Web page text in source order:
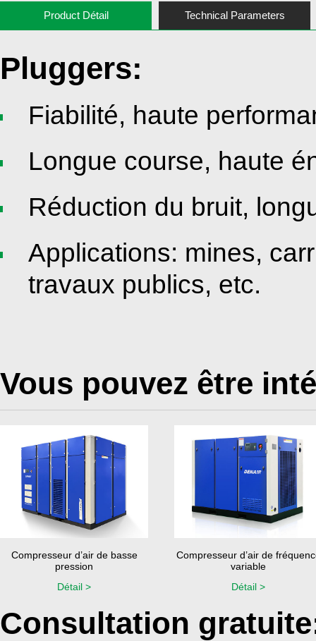
Product Détail Technical Parameters
Pluggers:
Fiabilité, haute
Longue course, haute
Réduction du bruit,
Applications: mines,
travaux publics, etc.
Vous pouvez être
Compresseur d’air de basse
pression
Détail >
Compresseur d’air de
variable
Détail >
Consultation